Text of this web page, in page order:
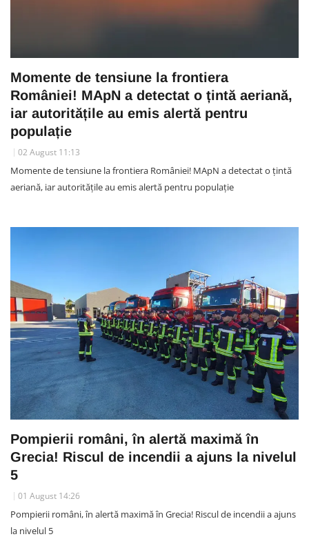
Momente de tensiune la frontiera
României! MApN a detectat o țintă aeriană,
iar autoritățile au emis alertă pentru
populație
02 August 11:13
Momente de tensiune la frontiera României! MApN a detectat o țintă
aeriană, iar autoritățile au emis alertă pentru populație
Pompierii români, în alertă maximă în
Grecia! Riscul de incendii a ajuns la nivelul
5
01 August 14:26
Pompierii români, în alertă maximă în Grecia! Riscul de incendii a ajuns
la nivelul 5